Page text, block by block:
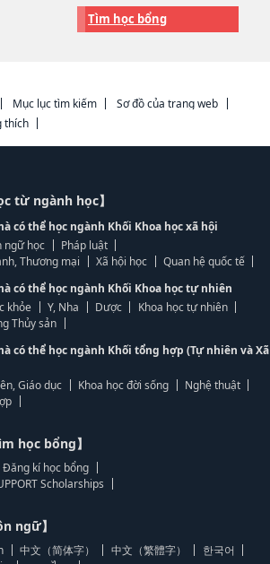
Tìm học bổng
Mục lục tìm kiếm
Sơ đồ của trang web
thích
từ ngành học】
có thể học ngành Khối Khoa học xã hội
ngữ học
Pháp luật
Thương mại
Xã hội học
Quan hệ quốc tế
có thể học ngành Khối Khoa học tự nhiên
khỏe
Y, Nha Dược
Khoa học tự nhiên
Thủy sản
có thể học ngành Khối tổng hợp (Tự nhiên và Xã
Giáo dục
Khoa học đời sống
Nghệ thuật
học bổng】
Đăng kí học bổng
Scholarships
ngữ】
中文（简体字） 中文（繁體字）
한국어